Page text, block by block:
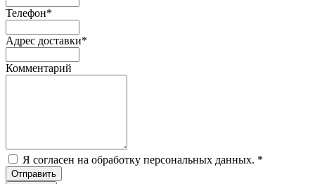
Телефон*
Адрес доставки*
Комментарий
Я согласен на обработку персональных данных. *